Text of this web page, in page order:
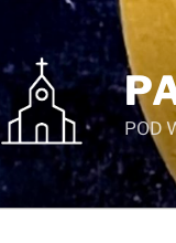
POD